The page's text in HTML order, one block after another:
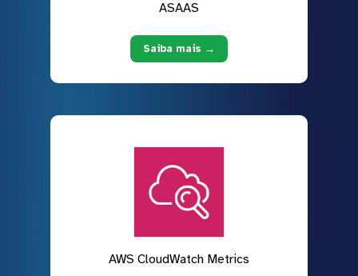
ASAAS
Saiba mais →
AWS CloudWatch Metrics